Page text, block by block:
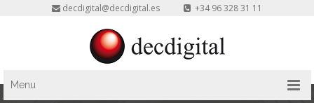
decdigital@decdigital.es +34 96 328 31 11
Menu